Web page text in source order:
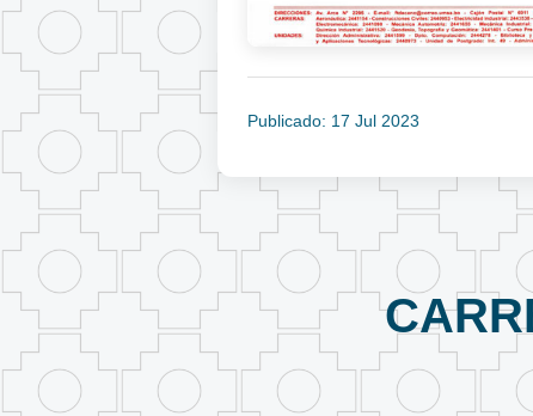
Publicado: 17 Jul 2023